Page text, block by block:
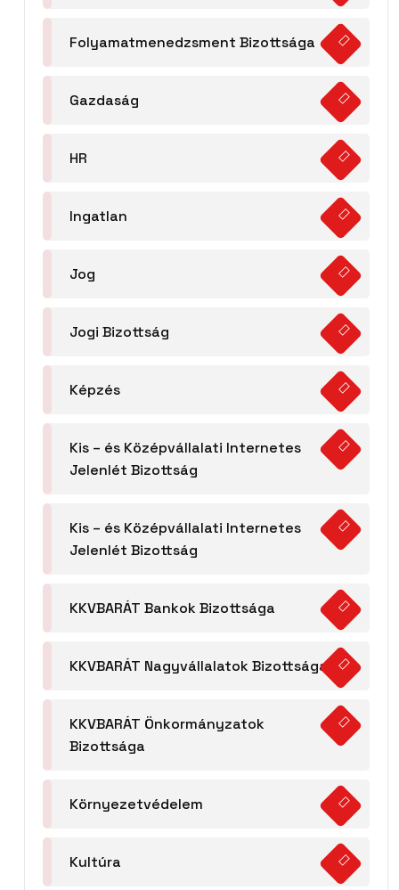
Folyamatmenedzsment Bizottsága
Gazdaság
HR
Ingatlan
Jog
Jogi Bizottság
Képzés
Kis – és Középvállalati Internetes
Jelenlét Bizottság
Kis – és Középvállalati Internetes
Jelenlét Bizottság
KKVBARÁT Bankok Bizottsága
KKVBARÁT Nagyvállalatok Bizottsága
KKVBARÁT Önkormányzatok
Bizottsága
Környezetvédelem
Kultúra